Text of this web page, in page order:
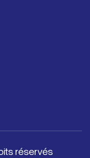
réservés